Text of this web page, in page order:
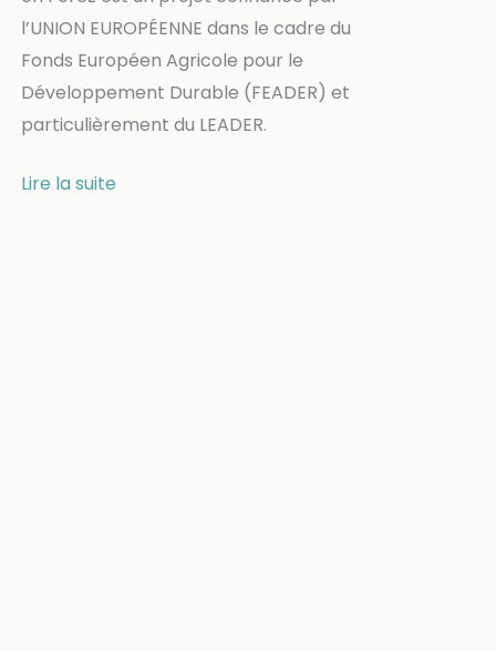
l’UNION EUROPÉENNE dans le cadre du
Fonds Européen Agricole pour le
Développement Durable (FEADER) et
particulièrement du LEADER.
Goutelas,
Lire la suite